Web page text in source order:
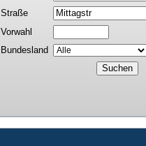
Straße
Vorwahl
Bundesland